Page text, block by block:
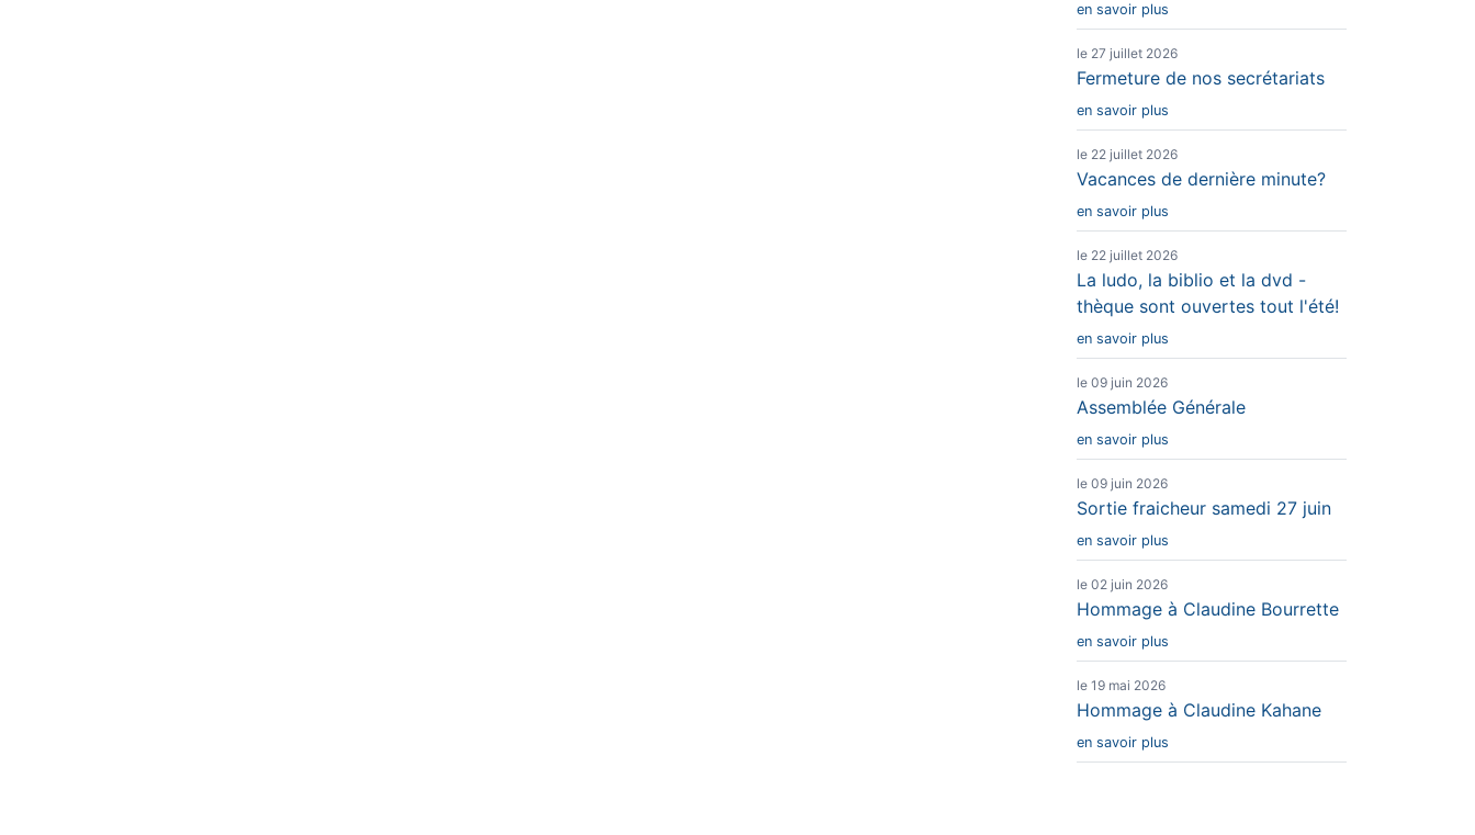
en savoir plus
le 27 juillet 2026
Fermeture de nos secrétariats
en savoir plus
le 22 juillet 2026
Vacances de dernière minute?
en savoir plus
le 22 juillet 2026
La ludo, la biblio et la dvd -
thèque sont ouvertes tout l'été!
en savoir plus
le 09 juin 2026
Assemblée Générale
en savoir plus
le 09 juin 2026
Sortie fraicheur samedi 27 juin
en savoir plus
le 02 juin 2026
Hommage à Claudine Bourrette
en savoir plus
le 19 mai 2026
Hommage à Claudine Kahane
en savoir plus